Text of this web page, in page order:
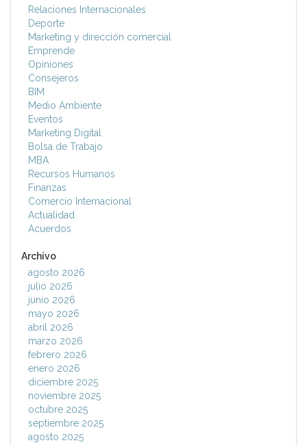
Relaciones Internacionales
Deporte
Marketing y dirección comercial
Emprende
Opiniones
Consejeros
BIM
Medio Ambiente
Eventos
Marketing Digital
Bolsa de Trabajo
MBA
Recursos Humanos
Finanzas
Comercio Internacional
Actualidad
Acuerdos
Archivo
agosto 2026
julio 2026
junio 2026
mayo 2026
abril 2026
marzo 2026
febrero 2026
enero 2026
diciembre 2025
noviembre 2025
octubre 2025
septiembre 2025
agosto 2025